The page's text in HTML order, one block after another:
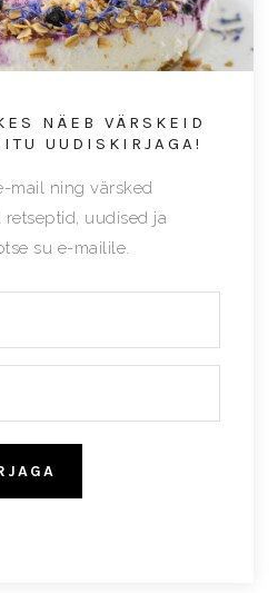
NÄEB VÄRSKEID
UUDISKIRJAGA!
mail ning värsked
uudised ja
su e-mailile.